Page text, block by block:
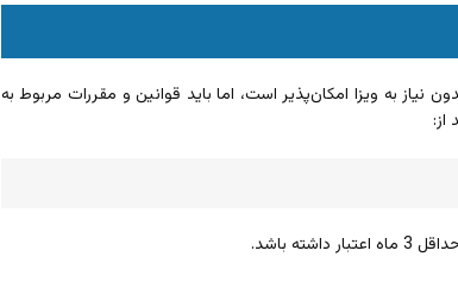
نیاز به ویزا امکان‌پذیر است، اما باید قوانین و مقررات مربوط به
از:
باشد.